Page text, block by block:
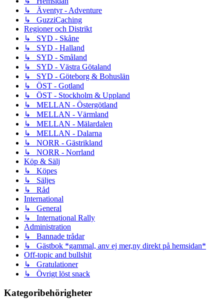
↳ Äventyr - Adventure
↳ GuzziCaching
Regioner och Distrikt
↳ SYD - Skåne
↳ SYD - Halland
↳ SYD - Småland
↳ SYD - Västra Götaland
↳ SYD - Göteborg & Bohuslän
↳ ÖST - Gotland
↳ ÖST - Stockholm & Uppland
↳ MELLAN - Östergötland
↳ MELLAN - Värmland
↳ MELLAN - Mälardalen
↳ MELLAN - Dalarna
↳ NORR - Gästrikland
↳ NORR - Norrland
Köp & Sälj
↳ Köpes
↳ Säljes
↳ Råd
International
↳ General
↳ International Rally
Administration
↳ Bannade trådar
↳ Gästbok *gammal, anv ej mer,ny direkt på hemsidan*
Off-topic and bullshit
↳ Gratulationer
↳ Övrigt löst snack
Kategoribehörigheter